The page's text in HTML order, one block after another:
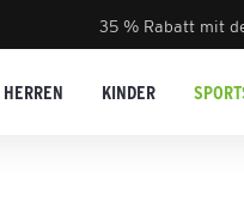
35 % Rabatt mit
HERREN KINDER